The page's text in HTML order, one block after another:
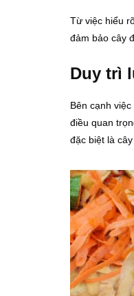
Từ việc hiểu
đảm bảo cây
Duy trì
Bên cạnh
điều quan
đặc biệt là